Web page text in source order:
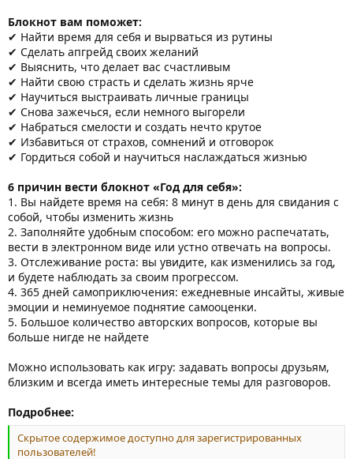
Блокнот вам поможет:
✔ Найти время для себя и вырваться из рутины
✔ Сделать апгрейд своих желаний
✔ Выяснить, что делает вас счастливым
✔ Найти свою страсть и сделать жизнь ярче
✔ Научиться выстраивать личные границы
✔ Снова зажечься, если немного выгорели
✔ Набраться смелости и создать нечто крутое
✔ Избавиться от страхов, сомнений и отговорок
✔ Гордиться собой и научиться наслаждаться жизнью
6 причин вести блокнот «Год для себя»:
1. Вы найдете время на себя: 8 минут в день для свидания с
собой, чтобы изменить жизнь
2. Заполняйте удобным способом: его можно распечатать,
вести в электронном виде или устно отвечать на вопросы.
3. Отслеживание роста: вы увидите, как изменились за год,
и будете наблюдать за своим прогрессом.
4. 365 дней самоприключения: ежедневные инсайты, живые
эмоции и неминуемое поднятие самооценки.
5. Большое количество авторских вопросов, которые вы
больше нигде не найдете
Можно использовать как игру: задавать вопросы друзьям,
близким и всегда иметь интересные темы для разговоров.
Подробнее:
Скрытое содержимое доступно для зарегистрированных
пользователей!